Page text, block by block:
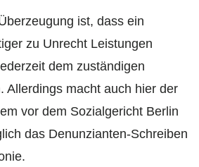
ist, dass ein
zu Unrecht Leistungen
dem zuständigen
Allerdings macht auch hier der
vor dem Sozialgericht Berlin
das Denunzianten-Schreiben